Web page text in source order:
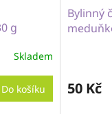
g
Skladem
Do košíku
Bylinný
50 Kč